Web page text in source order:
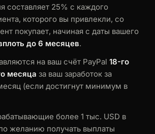
составляет 25% с каждого
которого вы привлекли, со
покупает, начиная с даты вашего
до 6 месяцев.
на ваш счёт PayPal 18-го
месяца за ваш заработок за
(если достигнут минимум в
более 1 тыс. USD в
желанию получать выплаты